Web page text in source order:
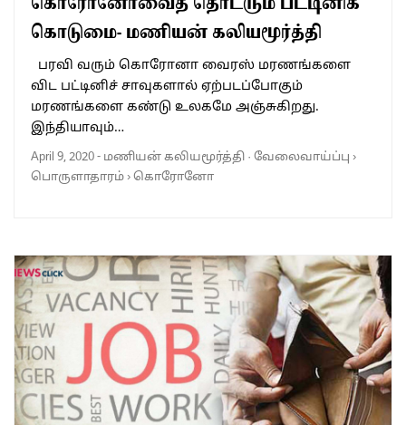
கொடுமை- மணியன் கலியமூர்த்தி
பரவி வரும் கொரோனா வைரஸ் மரணங்களை
விட பட்டினிச் சாவுகளால் ஏற்படப்போகும்
மரணங்களை கண்டு உலகமே அஞ்சுகிறது.
இந்தியாவும்…
April 9, 2020- மணியன் கலியமூர்த்தி · வேலைவாய்ப்பு ›
பொருளாதாரம்›கொரோனோ